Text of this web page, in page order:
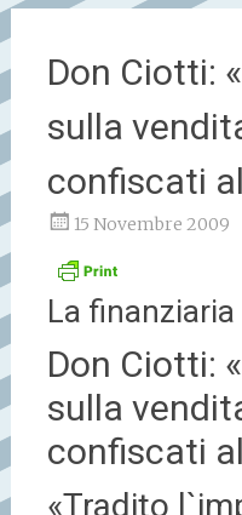
Don Ciotti:
sulla
confiscati
15 Novembre 2009
La finanziaria
Don Ciotti:
sulla
confiscati
«Tradito